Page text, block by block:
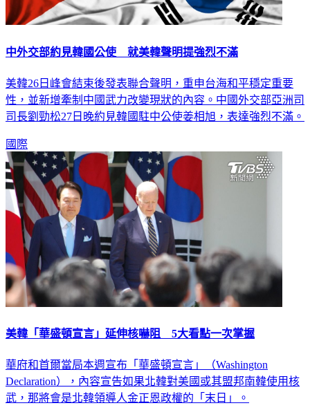
中外交部約見韓國公使 就美韓聲明提強烈不滿
美韓26日峰會結束後發表聯合聲明，重申台海和平穩定重要
性，並新增牽制中國武力改變現狀的內容。中國外交部亞洲司
司長劉勁松27日晚約見韓國駐中公使姜相旭，表達強烈不滿。
國際
美韓「華盛頓宣言」延伸核嚇阻 5大看點一次掌握
華府和首爾當局本週宣布「華盛頓宣言」（Washington
Declaration），內容宣告如果北韓對美國或其盟邦南韓使用核
武，那將會是北韓領導人金正恩政權的「末日」。